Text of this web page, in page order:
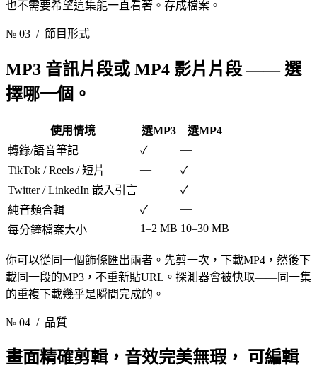
也不需要希望這集能一直看著。存成檔案。
№ 03 / 節目形式
MP3 音訊片段或 MP4 影片片段—— 選
擇哪一個。
使用情境 選MP3
選MP4
轉錄/語音筆記
✓
—
TikTok / Reels / 短片
—
✓
Twitter / LinkedIn 嵌入引言 —
✓
純音頻合輯
✓
—
每分鐘檔案大小
1–2 MB 10–30 MB
你可以從同一個飾條匯出兩者。先剪一次，下載MP4，然後下
載同一段的MP3，不重新貼URL。探測器會被快取——同一集
的重複下載幾乎是瞬間完成的。
№ 04 / 品質
畫面精確剪輯，音效完美無瑕，
可編輯